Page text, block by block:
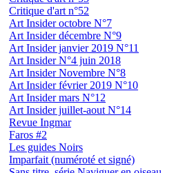
Critique d'art n°52
Art Insider octobre N°7
Art Insider décembre N°9
Art Insider janvier 2019 N°11
Art Insider N°4 juin 2018
Art Insider Novembre N°8
Art Insider février 2019 N°10
Art Insider mars N°12
Art Insider juillet-aout N°14
Revue Ingmar
Faros #2
Les guides Noirs
Imparfait (numéroté et signé)